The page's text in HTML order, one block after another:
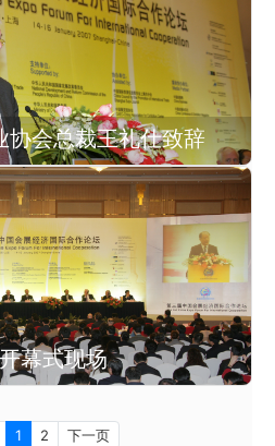
协会总裁王礼仕致辞
幕式现场
1 2 下一页